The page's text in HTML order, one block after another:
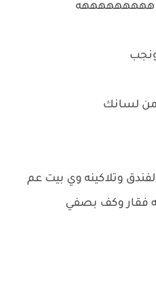
هههههههههه
لسانك
وتلاكينه وي بيت عم
فقار وكف بصفي